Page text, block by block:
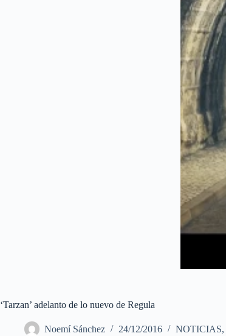
‘Tarzan’ adelanto de lo nuevo de Regula
Noemí Sánchez 24/12/2016 NOTICIAS,